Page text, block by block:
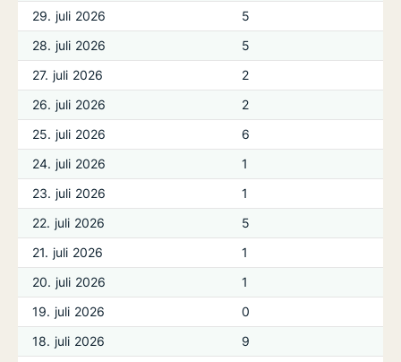
29. juli 2026
5
28. juli 2026
5
27. juli 2026
2
26. juli 2026
2
25. juli 2026
6
24. juli 2026
1
23. juli 2026
1
22. juli 2026
5
21. juli 2026
1
20. juli 2026
1
19. juli 2026
0
18. juli 2026
9